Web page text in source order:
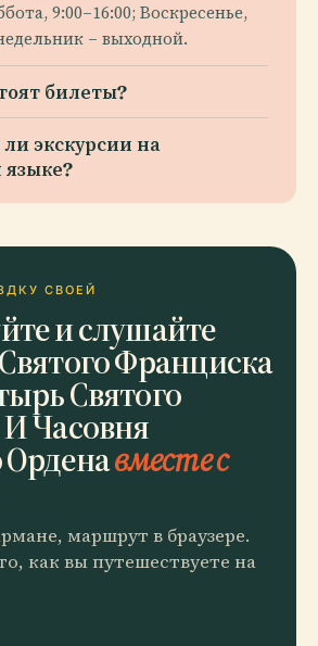
9:00–16:00; Воскресенье,
– выходной.
билеты?
экскурсии на
СВОЕЙ
и слушайте
Франциска
Святого
Часовня
Орденавместе с
маршрут в браузере.
как вы путешествуете на